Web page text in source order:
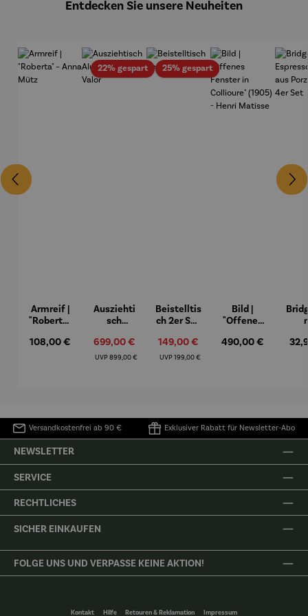
Entdecken Sie unsere Neuheiten
Armreif |
"Roberta"
Mütz
Regulärer Preis:
108,00 €
22% gespartRabatt
Ausziehti
sch
m – Valor
Verkaufspreis:
699,00 €
UVP Regulärer Preis:
899,00 €
25% gespartRabatt
Beistelltis
ch 2er Set
Verkaufspreis:
149,00 €
UVPRegulärer Preis:
199,00 €
Bild |
"Offenes
Collioure"
Regulärer Preis:
490,00 €
Versandkostenfrei ab 90 € Exklusiver Rabatt für Newsletter-Abo
NEWSLETTER
SERVICE
RECHTLICHES
SICHER EINKAUFEN
FOLGE UNS UND VERPASSE KEINE AKTION!
Kontakt Hilfe Retouren & Reklamation Impressum